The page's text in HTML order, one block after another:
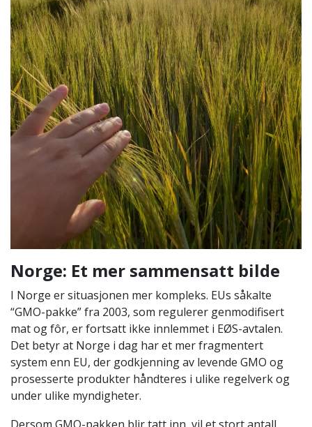
Norge: Et mer sammensatt bilde
I Norge er situasjonen mer kompleks. EUs såkalte
“GMO-pakke” fra 2003, som regulerer genmodifisert
mat og fôr, er fortsatt ikke innlemmet i EØS-avtalen.
Det betyr at Norge i dag har et mer fragmentert
system enn EU, der godkjenning av levende GMO og
prosesserte produkter håndteres i ulike regelverk og
under ulike myndigheter.